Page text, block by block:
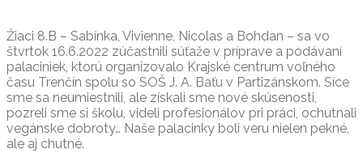
Žiaci 8.B – Sabínka, Vivienne, Nicolas a Bohdan – sa vo
štvrtok 16.6.2022 zúčastnili súťaže v príprave a podávaní
palaciniek, ktorú organizovalo Krajské centrum voľného
času Trenčín spolu so SOŠ J. A. Baťu v Partizánskom. Síce
sme sa neumiestnili, ale získali sme nové skúsenosti,
pozreli sme si školu, videli profesionálov pri práci, ochutnali
vegánske dobroty… Naše palacinky boli veru nielen pekné,
ale aj chutné.